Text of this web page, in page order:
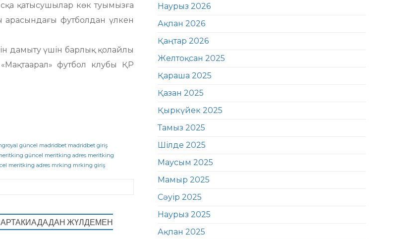
қатысушылар көк туымызға
арасындағы футболдан үлкен
дамыту үшін барлық қолайлы
футбол клубы ҚР
güncel madridbet madridbet giriş
güncel meritking adres meritking
meritking adres mrking mrking giriş
ЖҮЛДЕМЕН
Наурыз 2026
Ақпан 2026
Қаңтар 2026
Желтоқсан 2025
Қараша 2025
Қазан 2025
Қыркүйек 2025
Тамыз 2025
Шілде 2025
Маусым 2025
Мамыр 2025
Сәуір 2025
Наурыз 2025
Ақпан 2025